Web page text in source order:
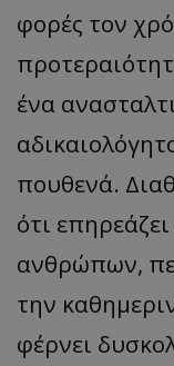
φορές τον
ένα
πουθενά.
ότι
ανθρώπων,
την
φέρνει